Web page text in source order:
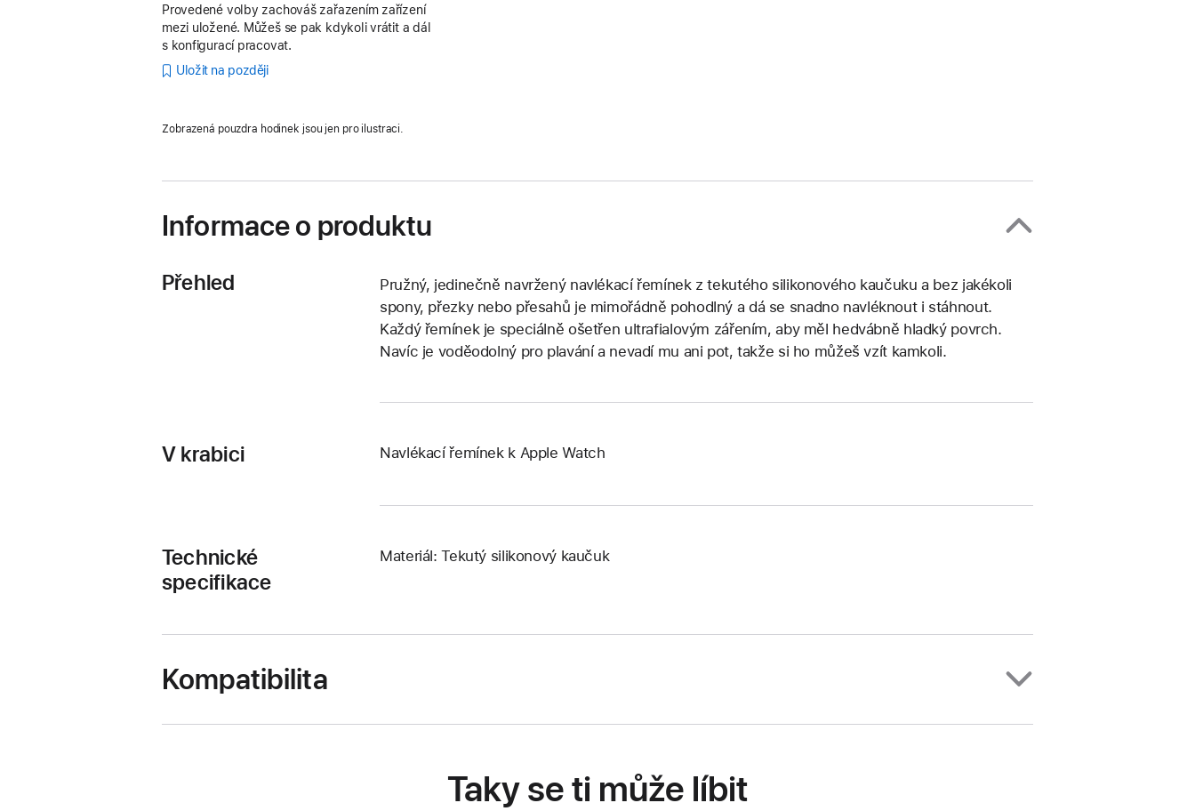
Provedené volby zachováš zařazením zařízení
mezi uložené. Můžeš se pak kdykoli vrátit a dál
s konfigurací pracovat.
Uložit na později
Zobrazená pouzdra hodinek jsou jen pro ilustraci.
Informace o produktu
Přehled
Pružný, jedinečně navržený navlékací řemínek z tekutého silikonového kaučuku a bez jakékoli
spony, přezky nebo přesahů je mimořádně pohodlný a dá se snadno navléknout i stáhnout.
Každý řemínek je speciálně ošetřen ultrafialovým zářením, aby měl hedvábně hladký povrch.
Navíc je voděodolný pro plavání a nevadí mu ani pot, takže si ho můžeš vzít kamkoli.
V krabici Navlékací řemínek k Apple Watch
Technické
specifikace
Materiál: Tekutý silikonový kaučuk
Kompatibilita
Taky se ti může líbit